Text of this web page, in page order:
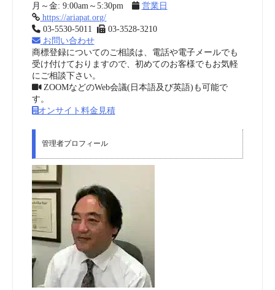
月～金: 9:00am～5:30pm
営業日
https://ariapat.org/
03-5530-5011
03-3528-3210
お問い合わせ
商標登録についてのご相談は、電話や電子メールでも
受け付けておりますので、初めてのお客様でもお気軽
にご相談下さい。
ZOOMなどのWeb会議(日本語及び英語)も可能で
す。
オンサイト料金見積
管理者プロフィール